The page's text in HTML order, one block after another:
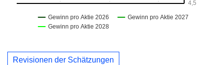
Revisionen der Schätzungen